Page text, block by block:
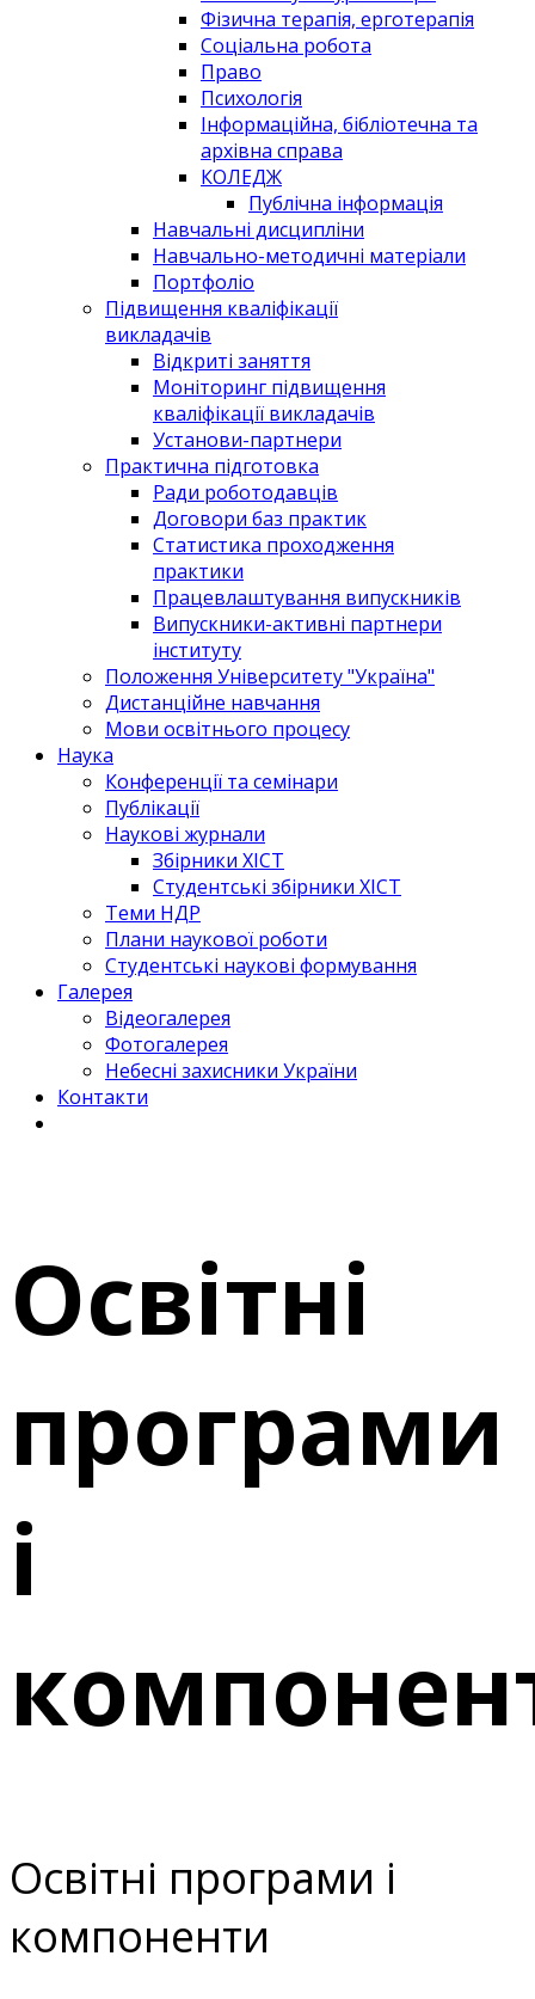
Фізична терапія, ерготерапія
Соціальна робота
Право
Психологія
Інформаційна, бібліотечна та
архівна справа
КОЛЕДЖ
Публічна інформація
Навчальні дисципліни
Навчально-методичні матеріали
Портфоліо
Підвищення кваліфікації
викладачів
Відкриті заняття
Моніторинг підвищення
кваліфікації викладачів
Установи-партнери
Практична підготовка
Ради роботодавців
Договори баз практик
Статистика проходження
практики
Працевлаштування випускників
Випускники-активні партнери
інституту
Положення Університету "Україна"
Дистанційне навчання
Мови освітнього процесу
Наука
Конференції та семінари
Публікації
Наукові журнали
Збірники ХІСТ
Студентські збірники ХІСТ
Теми НДР
Плани наукової роботи
Студентські наукові формування
Галерея
Відеогалерея
Фотогалерея
Небесні захисники України
Контакти
Освітні
програми
і
Освітні програми і
компоненти